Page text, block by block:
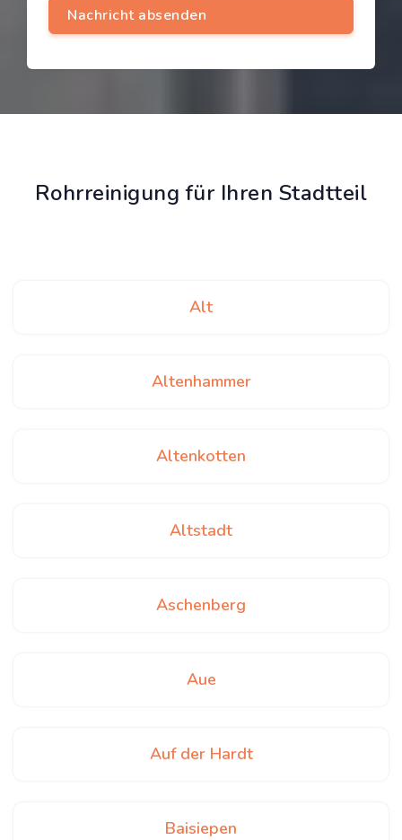
Rohrreinigung für Ihren Stadtteil
Alt
Altenhammer
Altenkotten
Altstadt
Aschenberg
Aue
Auf der Hardt
Baisiepen